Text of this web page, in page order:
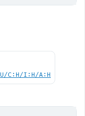
C:H/I:H/A:H